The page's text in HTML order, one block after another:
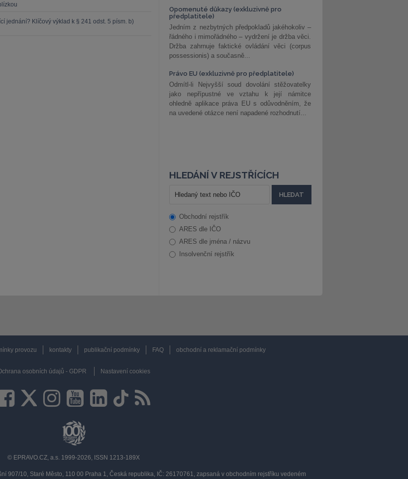
jednání? Klíčový výklad k § 241 odst. 5 písm. b)
Opomenuté důkazy (exkluzivně pro
předplatitele)
Jedním z nezbytných předpokladů jakéhokoliv –
řádného i mimořádného – vydržení je držba věci.
Držba zahrnuje faktické ovládání věci (corpus
possessionis) a současně...
Právo EU (exkluzivně pro předplatitele)
Odmítl-li Nejvyšší soud dovolání stěžovatelky
jako nepřípustné ve vztahu k její námitce
ohledně aplikace práva EU s odůvodněním, že
na uvedené otázce není napadené rozhodnutí...
HLEDÁNÍ V REJSTŘÍCÍCH
Obchodní rejstřík
ARES dle IČO
ARES dle jména / názvu
Insolvenční rejstřík
provozu kontakty publikační podmínky FAQ obchodní a reklamační podmínky
osobních údajů - GDPR Nastavení cookies
© EPRAVO.CZ, a.s. 1999-2026, ISSN 1213-189X
907/10, Staré Město, 110 00 Praha 1, Česká republika, IČ: 26170761, zapsaná v obchodním rejstříku vedeném